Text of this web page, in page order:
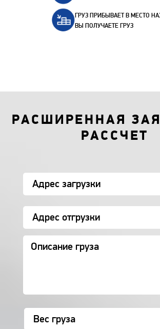
ГРУЗ ПРИБЫВАЕТ В МЕСТО
ВЫ ПОЛУЧАЕТЕ ГРУЗ
РАСШИРЕННАЯ
РАССЧЕТ